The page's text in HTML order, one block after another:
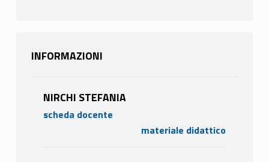
INFORMAZIONI
NIRCHI STEFANIA
scheda docente
materiale didattico